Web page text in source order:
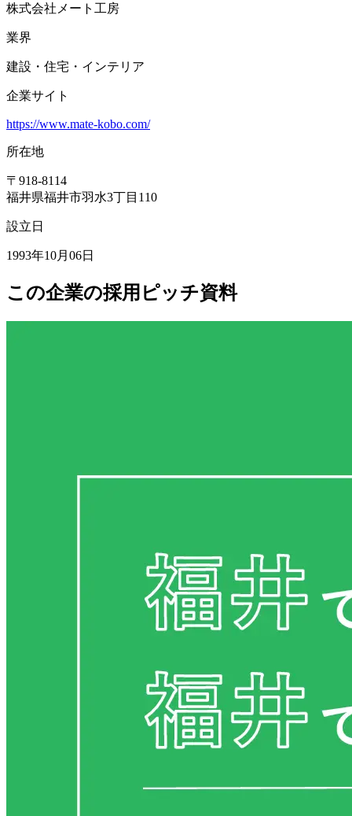
株式会社メート工房
業界
建設・住宅・インテリア
企業サイト
https://www.mate-kobo.com/
所在地
〒 918-8114
福井県福井市羽水3丁目110
設立日
1993年10月06日
この企業の採用ピッチ資料